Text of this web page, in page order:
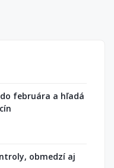
februára a hľadá
obmedzí aj